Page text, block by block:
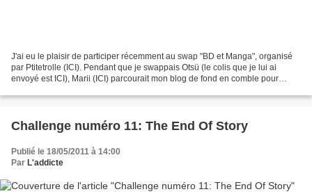
J'ai eu le plaisir de participer récemment au swap "BD et Manga", organisé
par Ptitetrolle (ICI). Pendant que je swappais Otsü (le colis que je lui ai
envoyé est ICI), Marii (ICI) parcourait mon blog de fond en comble pour
Challenge numéro 11: The End Of Story
Publié le 18/05/2011 à 14:00
Par L'addicte